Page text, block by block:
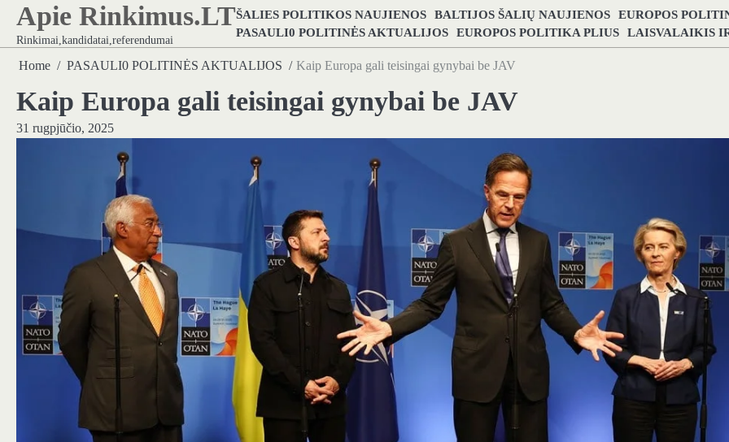
Skip
content
Apie Rinkimus.LT
Rinkimai,kandidatai,referendumai
ŠALIES POLITIKOS NAUJIENOS BALTIJOS ŠALIŲ NAUJIENOS EUROPOS
PASAULI0 POLITINĖS AKTUALIJOS EUROPOS POLITIKA PLIUS LAISVALAIKIS
Home PASAULI0 POLITINĖS AKTUALIJOS Kaip Europa gali teisingai gynybai be JAV
Kaip Europa gali teisingai gynybai be JAV
31 rugpjūčio, 2025